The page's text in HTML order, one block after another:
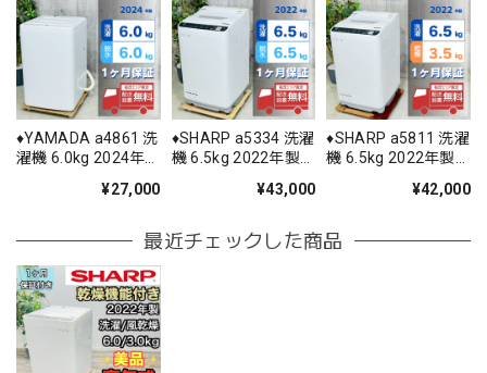
♦️YAMADA a4861 洗
濯機 6.0kg 2024年
¥27,000
♦️SHARP a5334 洗濯
機 6.5kg 2022年製
¥43,000
♦️SHARP a5811 洗濯
機 6.5kg 2022年製
¥42,000
最近チェックした商品